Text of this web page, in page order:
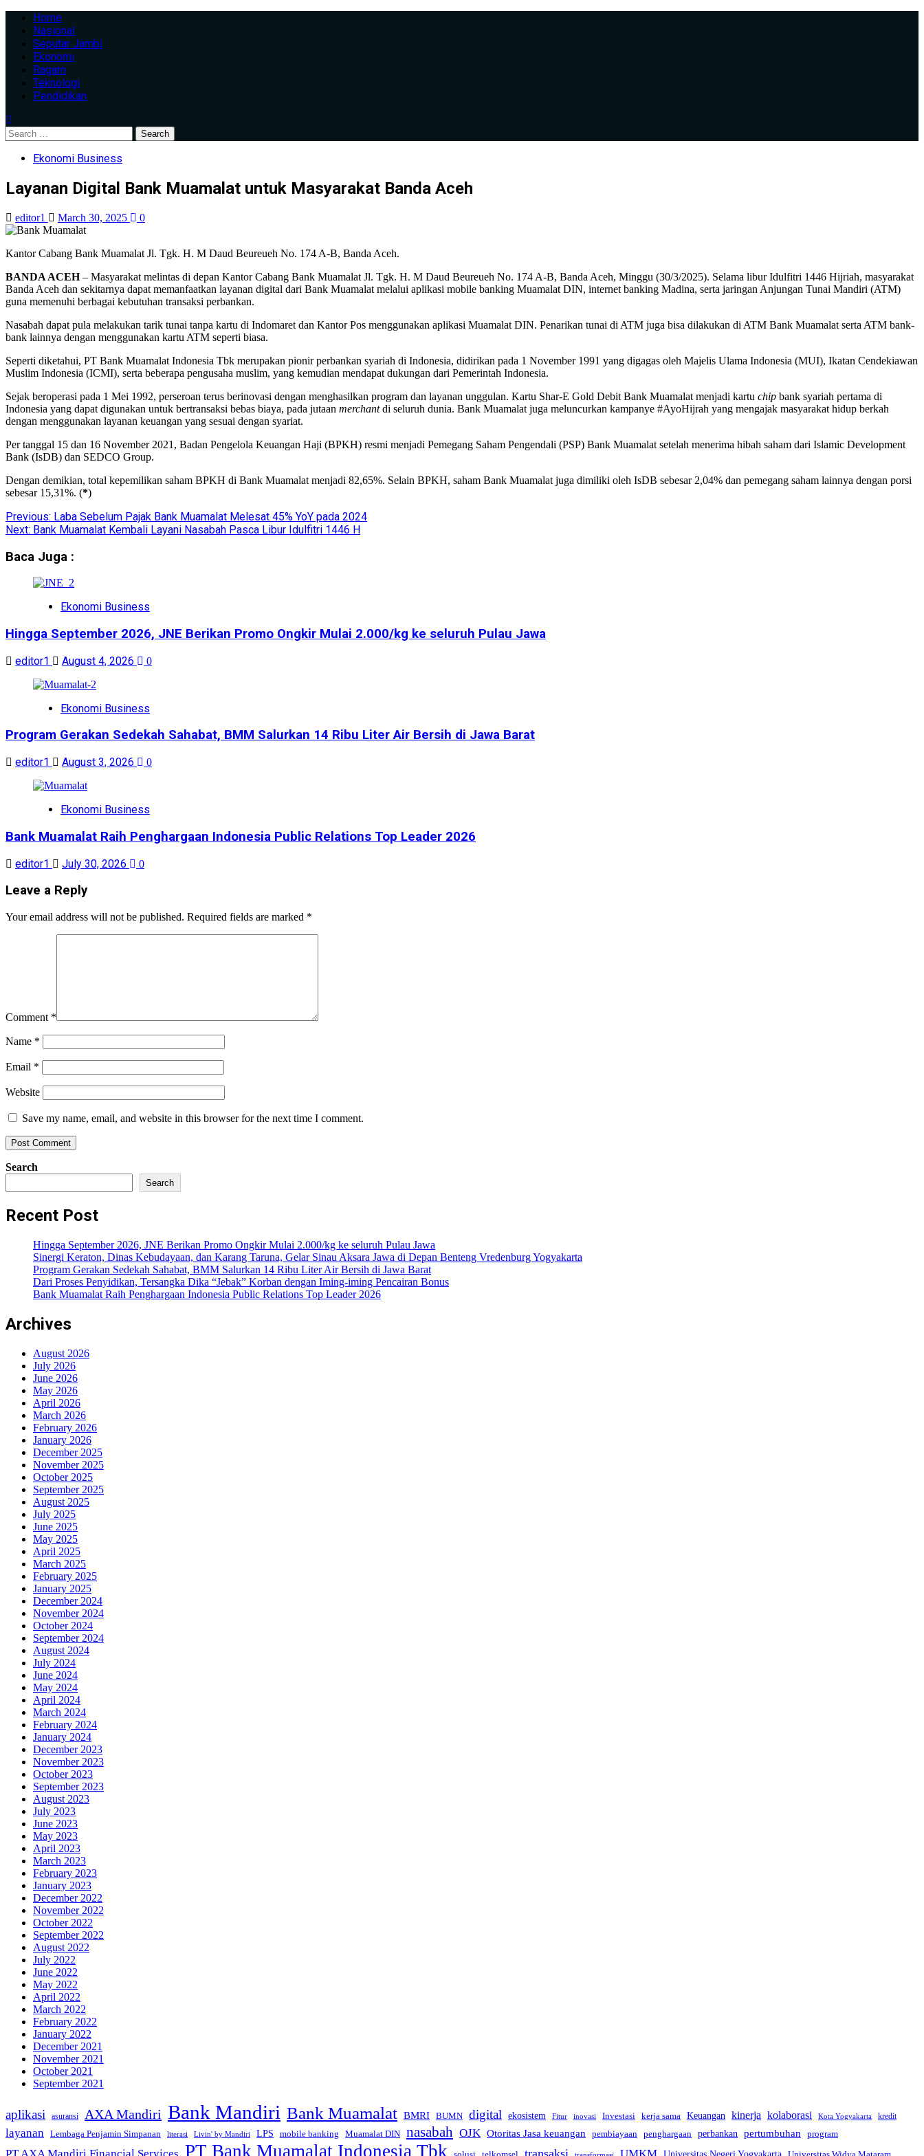
Home
Nasional
Seputar Jambi
Ekonomi
Ragam
Teknologi
Pendidikan
Ekonomi Business
Layanan Digital Bank Muamalat untuk Masyarakat Banda Aceh
editor1 March 30, 2025 0
Kantor Cabang Bank Muamalat Jl. Tgk. H. M Daud Beureueh No. 174 A-B, Banda Aceh.
BANDA ACEH– Masyarakat melintas di depan Kantor Cabang Bank Muamalat Jl. Tgk. H. M Daud Beureueh No. 174 A-B, Banda Aceh, Minggu (30/3/2025). Selama libur Idulfitri 1446 Hijriah, masyarakat
Banda Aceh dan sekitarnya dapat memanfaatkan layanan digital dari Bank Muamalat melalui aplikasi mobile banking Muamalat DIN, internet banking Madina, serta jaringan Anjungan Tunai Mandiri (ATM)
guna memenuhi berbagai kebutuhan transaksi perbankan.
Nasabah dapat pula melakukan tarik tunai tanpa kartu di Indomaret dan Kantor Pos menggunakan aplikasi Muamalat DIN. Penarikan tunai di ATM juga bisa dilakukan di ATM Bank Muamalat serta ATM bank-
bank lainnya dengan menggunakan kartu ATM seperti biasa.
Seperti diketahui, PT Bank Muamalat Indonesia Tbk merupakan pionir perbankan syariah di Indonesia, didirikan pada 1 November 1991 yang digagas oleh Majelis Ulama Indonesia (MUI), Ikatan Cendekiawan
Muslim Indonesia (ICMI), serta beberapa pengusaha muslim, yang kemudian mendapat dukungan dari Pemerintah Indonesia.
Sejak beroperasi pada 1 Mei 1992, perseroan terus berinovasi dengan menghasilkan program dan layanan unggulan. Kartu Shar-E Gold Debit Bank Muamalat menjadi kartu chip bank syariah pertama di
Indonesia yang dapat digunakan untuk bertransaksi bebas biaya, pada jutaan merchantdi seluruh dunia. Bank Muamalat juga meluncurkan kampanye #AyoHijrah yang mengajak masyarakat hidup berkah
dengan menggunakan layanan keuangan yang sesuai dengan syariat.
Per tanggal 15 dan 16 November 2021, Badan Pengelola Keuangan Haji (BPKH) resmi menjadi Pemegang Saham Pengendali (PSP) Bank Muamalat setelah menerima hibah saham dari Islamic Development
Bank (IsDB) dan SEDCO Group.
Dengan demikian, total kepemilikan saham BPKH di Bank Muamalat menjadi 82,65%. Selain BPKH, saham Bank Muamalat juga dimiliki oleh IsDB sebesar 2,04% dan pemegang saham lainnya dengan porsi
sebesar 15,31%. (*)
Previous: Laba Sebelum Pajak Bank Muamalat Melesat 45% YoY pada 2024
Next: Bank Muamalat Kembali Layani Nasabah Pasca Libur Idulfitri 1446 H
Baca Juga :
Ekonomi Business
Hingga September 2026, JNE Berikan Promo Ongkir Mulai 2.000/kg ke seluruh Pulau Jawa
editor1 August 4, 2026 0
Ekonomi Business
Program Gerakan Sedekah Sahabat, BMM Salurkan 14 Ribu Liter Air Bersih di Jawa Barat
editor1 August 3, 2026 0
Ekonomi Business
Bank Muamalat Raih Penghargaan Indonesia Public Relations Top Leader 2026
editor1 July 30, 2026 0
Leave a Reply
Your email address will not be published. Required fields are marked *
Comment *
Name *
Email *
Website
Save my name, email, and website in this browser for the next time I comment.
Search
Search
Recent Post
Hingga September 2026, JNE Berikan Promo Ongkir Mulai 2.000/kg ke seluruh Pulau Jawa
Sinergi Keraton, Dinas Kebudayaan, dan Karang Taruna, Gelar Sinau Aksara Jawa di Depan Benteng Vredenburg Yogyakarta
Program Gerakan Sedekah Sahabat, BMM Salurkan 14 Ribu Liter Air Bersih di Jawa Barat
Dari Proses Penyidikan, Tersangka Dika “Jebak” Korban dengan Iming-iming Pencairan Bonus
Bank Muamalat Raih Penghargaan Indonesia Public Relations Top Leader 2026
Archives
August 2026
July 2026
June 2026
May 2026
April 2026
March 2026
February 2026
January 2026
December 2025
November 2025
October 2025
September 2025
August 2025
July 2025
June 2025
May 2025
April 2025
March 2025
February 2025
January 2025
December 2024
November 2024
October 2024
September 2024
August 2024
July 2024
June 2024
May 2024
April 2024
March 2024
February 2024
January 2024
December 2023
November 2023
October 2023
September 2023
August 2023
July 2023
June 2023
May 2023
April 2023
March 2023
February 2023
January 2023
December 2022
November 2022
October 2022
September 2022
August 2022
July 2022
June 2022
May 2022
April 2022
March 2022
February 2022
January 2022
December 2021
November 2021
October 2021
September 2021
aplikasi asuransi AXA Mandiri Bank Mandiri Bank Muamalat BMRI BUMN digital ekosistem Fitur inovasi Investasi kerja sama Keuangan kinerja kolaborasi Kota Yogyakarta kredit
layanan Lembaga Penjamin Simpanan literasi Livin' by Mandiri LPS mobile banking Muamalat DIN nasabah OJK Otoritas Jasa keuangan pembiayaan penghargaan perbankan pertumbuhan program
PT AXA Mandiri Financial Services PT Bank Muamalat Indonesia Tbk transaksi UMKM